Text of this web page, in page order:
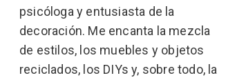
psicóloga y entusiasta de la
decoración. Me encanta la mezcla
de estilos, los muebles y objetos
reciclados, los DIYs y, sobre todo, la